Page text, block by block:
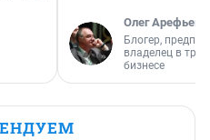
Олег Арефьев
Блогер,
владелец в
бизнесе